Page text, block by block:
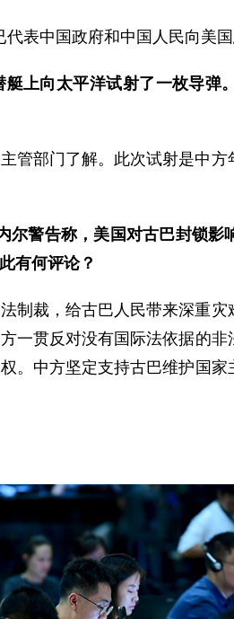
表中国政府和中国人民向美
上向太平洋试射了一枚导弹
管部门了解。此次试射是中
尔警告称，美国对古巴封锁
有何评论？
制裁，给古巴人民带来深重
一贯反对没有国际法依据的
。中方坚定支持古巴维护国